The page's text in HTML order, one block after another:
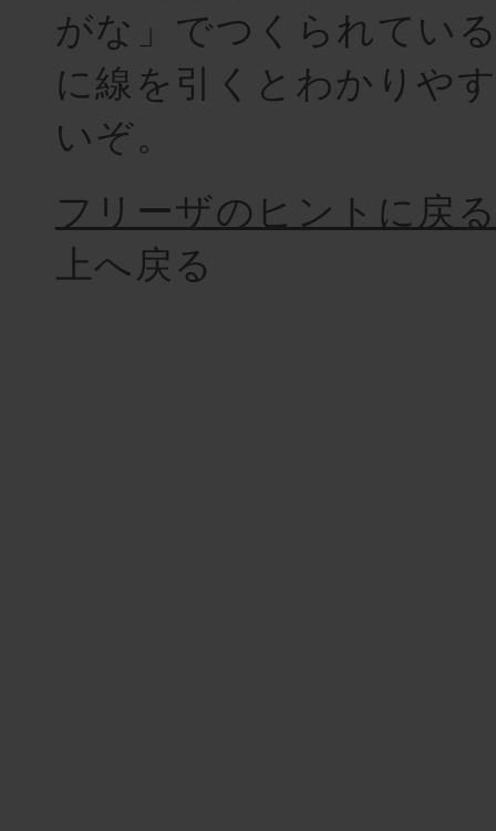
がな」でつくられてい
に線を引くとわかりや
いぞ。
フリーザのヒントに戻る
上へ戻る